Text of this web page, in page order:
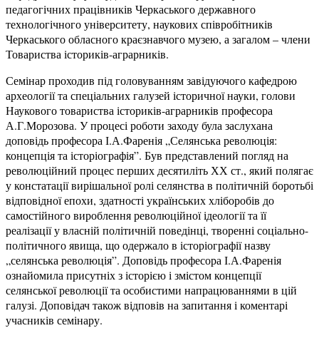
педагогічних працівників Черкаського державного
технологічного університету, наукових співробітників
Черкаського обласного краєзнавчого музею, а загалом – члени
Товариства істориків-аграрників.
Семінар проходив під головуванням завідуючого кафедрою
археології та спеціальних галузей історичної науки, голови
Наукового товариства істориків-аграрників професора
А.Г.Морозова. У процесі роботи заходу була заслухана
доповідь професора І.А.Фаренія „Селянська революція:
концепція та історіографія”. Був представлений погляд на
революційний процес перших десятиліть ХХ ст., який полягає
у констатації вирішальної ролі селянства в політичній боротьбі
відповідної епохи, здатності українських хліборобів до
самостійного вироблення революційної ідеології та її
реалізації у власній політичній поведінці, творенні соціально-
політичного явища, що одержало в історіографії назву
„селянська революція”. Доповідь професора І.А.Фаренія
ознайомила присутніх з історією і змістом концепції
селянської революції та особистими напрацюваннями в цій
галузі. Доповідач також відповів на запитання і коментарі
учасників семінару.